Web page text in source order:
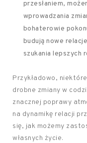
przesłaniem,
wprowadzania
bohaterowie
budują nowe
szukania lepszych
Przykładowo,
drobne zmiany w
znacznej poprawy
na dynamikę relacji
się, jak możemy
własnych życie.